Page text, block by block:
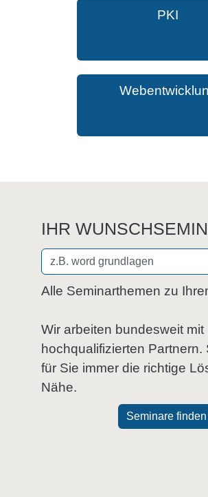
PKI
IHR
Alle Seminarthemen zu
Wir arbeiten bundesweit mit
hochqualifizierten Partnern.
für Sie immer die richtige
Nähe.
Seminare finden